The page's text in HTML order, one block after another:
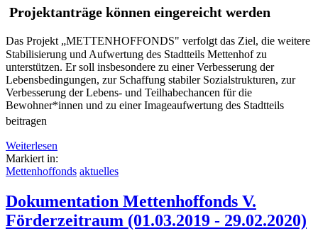
Projektanträge können eingereicht werden
Das Projekt „METTENHOFFONDS" verfolgt das Ziel, die weitere
Stabilisierung und Aufwertung des Stadtteils Mettenhof zu
unterstützen. Er soll insbesondere zu einer Verbesserung der
Lebensbedingungen, zur Schaffung stabiler Sozialstrukturen, zur
Verbesserung der Lebens- und Teilhabechancen für die
Bewohner*innen und zu einer Imageaufwertung des Stadtteils
beitragen
Weiterlesen
Markiert in:
Mettenhoffonds aktuelles
Dokumentation Mettenhoffonds V.
Förderzeitraum (01.03.2019 - 29.02.2020)